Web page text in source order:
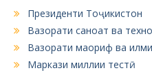
Президенти Тоҷикистон
Вазорати саноат ва
Вазорати маориф ва илми
Маркази миллии тестӣ